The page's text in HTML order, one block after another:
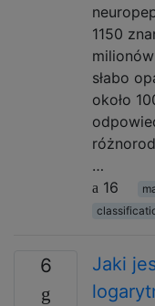
1150
słabo
około
…
16
6
Jaki